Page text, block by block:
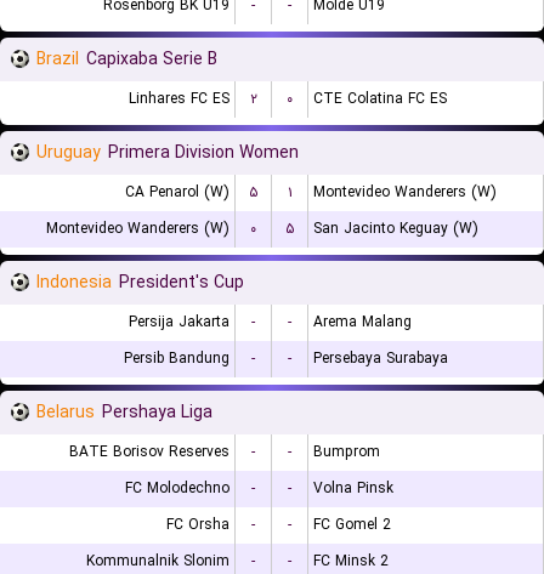
Rosenborg BK U19
- - Molde U19
Brazil Capixaba Serie B
Linhares FC ES ۲ ۰ CTE Colatina FC ES
Uruguay Primera Division Women
CA Penarol (W) ۵ ۱
Montevideo Wanderers (W)
Montevideo Wanderers (W)
۰ ۵ San Jacinto Keguay (W)
Indonesia President's Cup
Persija Jakarta - -
Arema Malang
Persib Bandung
- - Persebaya Surabaya
Belarus Pershaya Liga
BATE Borisov Reserves - -
Bumprom
FC Molodechno
- -
Volna Pinsk
FC Orsha
- -
FC Gomel 2
Kommunalnik Slonim
- - FC Minsk 2